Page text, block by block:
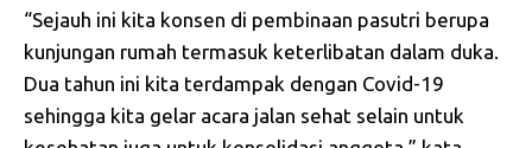
“Sejauh ini kita konsen di pembinaan pasutri berupa
kunjungan rumah termasuk keterlibatan dalam duka.
Dua tahun ini kita terdampak dengan Covid-19
sehingga kita gelar acara jalan sehat selain untuk